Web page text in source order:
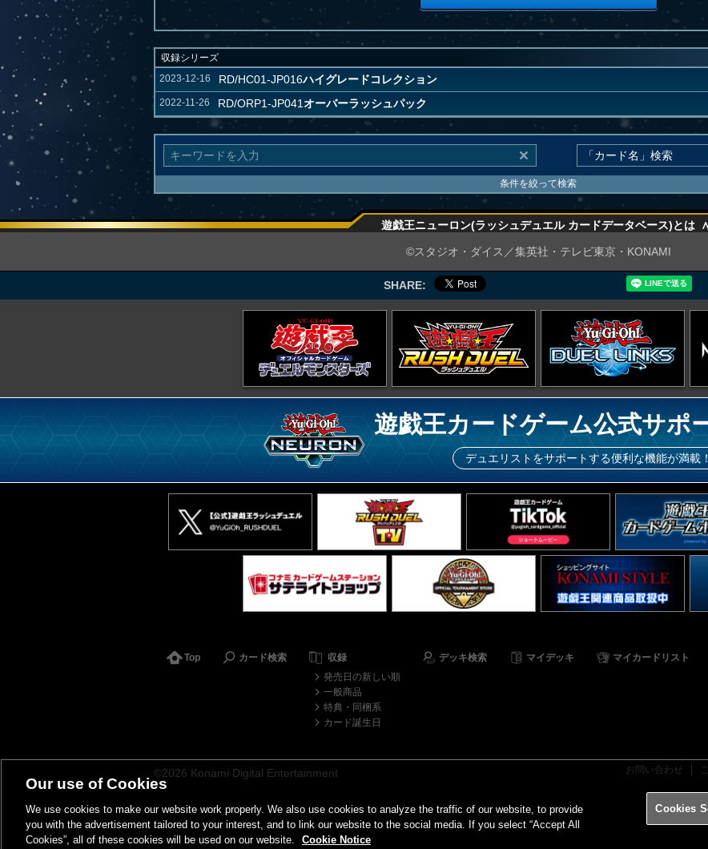
収録シリーズ
2023-12-16
RD/HC01-JP016ハイグレードコレクション
2022-11-26 RD/ORP1-JP041オーバーラッシュパック
条件を絞って検索
遊戯王ニューロン(ラッシュデュエル カードデータベース)とは ∧
©スタジオ・ダイス／集英社・テレビ東京・KONAMI
SHARE:
遊戯王カードゲーム公式サポ
デュエリストをサポートする便利な機能が満載
Top カード検索
収録
発売日の新しい順
一般商品
特典・同梱系
カード誕生日
デッキ検索 マイデッキ マイカードリスト
お問い合わせ
©2026 Konami Digital Entertainment
Our use of Cookies
We use cookies to make our website work properly. We also use cookies to analyze the traffic of our website, to provide
you with the advertisement tailored to your interest, and to link our website to the social media. If you select “Accept All
Cookies”, all of these cookies will be used on our website.
Cookie Notice
Cookies